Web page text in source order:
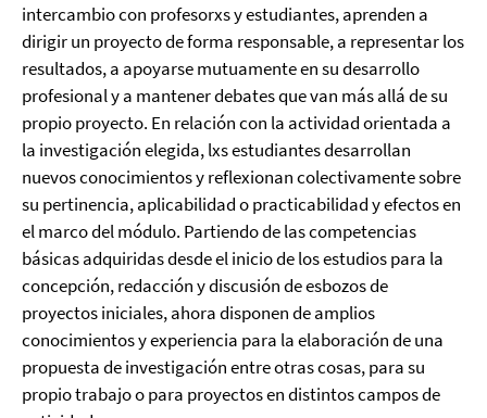
intercambio con profesorxs y estudiantes, aprenden a
dirigir un proyecto de forma responsable, a representar los
resultados, a apoyarse mutuamente en su desarrollo
profesional y a mantener debates que van más allá de su
propio proyecto. En relación con la actividad orientada a
la investigación elegida, lxs estudiantes desarrollan
nuevos conocimientos y reflexionan colectivamente sobre
su pertinencia, aplicabilidad o practicabilidad y efectos en
el marco del módulo. Partiendo de las competencias
básicas adquiridas desde el inicio de los estudios para la
concepción, redacción y discusión de esbozos de
proyectos iniciales, ahora disponen de amplios
conocimientos y experiencia para la elaboración de una
propuesta de investigación entre otras cosas, para su
propio trabajo o para proyectos en distintos campos de